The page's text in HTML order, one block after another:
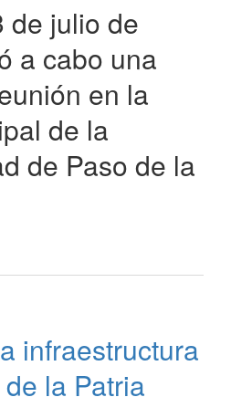
de julio de
a cabo una
en la
de la
de Paso de la
infraestructura
la Patria